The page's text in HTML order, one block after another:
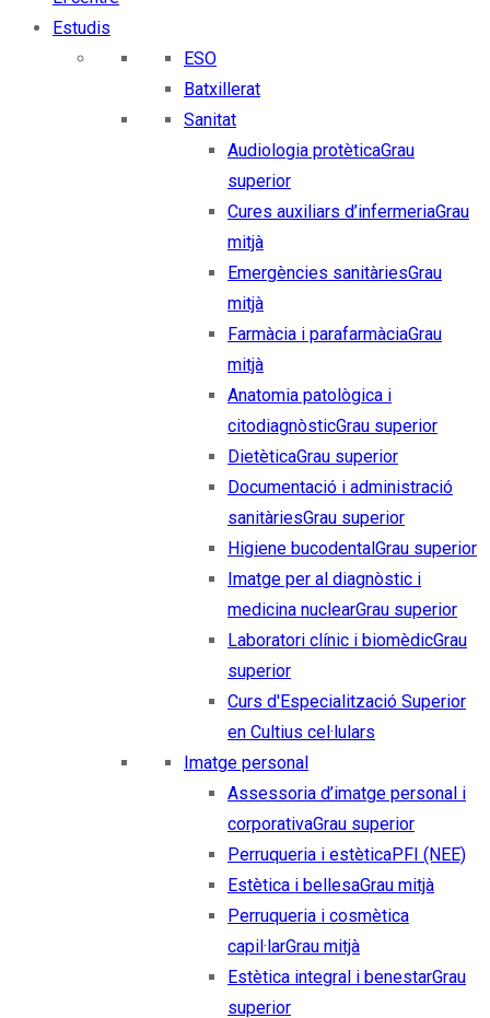
Estudis
ESO
Batxillerat
Sanitat
Audiologia protèticaGrau
superior
Cures auxiliars d’infermeriaGrau
mitjà
Emergències sanitàriesGrau
mitjà
Farmàcia i parafarmàciaGrau
mitjà
Anatomia patològica i
citodiagnòsticGrau superior
DietèticaGrau superior
Documentació i administració
sanitàriesGrau superior
Higiene bucodentalGrau superior
Imatge per al diagnòstic i
medicina nuclearGrau superior
Laboratori clínic i biomèdicGrau
superior
Curs d'Especialització Superior
en Cultius cel·lulars
Imatge personal
Assessoria d’imatge personal i
corporativaGrau superior
Perruqueria i estèticaPFI (NEE)
Estètica i bellesaGrau mitjà
Perruqueria i cosmètica
capil·larGrau mitjà
Estètica integral i benestarGrau
superior